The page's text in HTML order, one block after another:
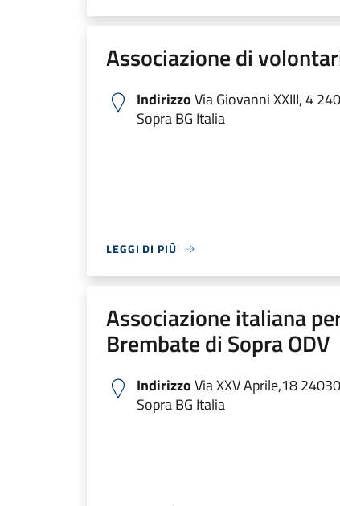
Associazione di
IndirizzoVia Giovanni XXIII, 4
Sopra BG Italia
LEGGI DI PIÙ
Associazione italiana
Brembate di Sopra ODV
IndirizzoVia XXV Aprile,18
Sopra BG Italia